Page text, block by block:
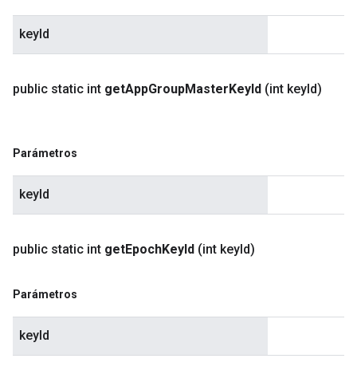
keyId
public static int getAppGroupMasterKeyId (int keyId)
Parámetros
keyId
public static int getEpochKeyId (int keyId)
Parámetros
keyId